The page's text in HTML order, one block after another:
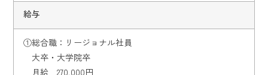
給与
①総合職：リージョナル社員
大卒・大学院卒
月給 270,000円